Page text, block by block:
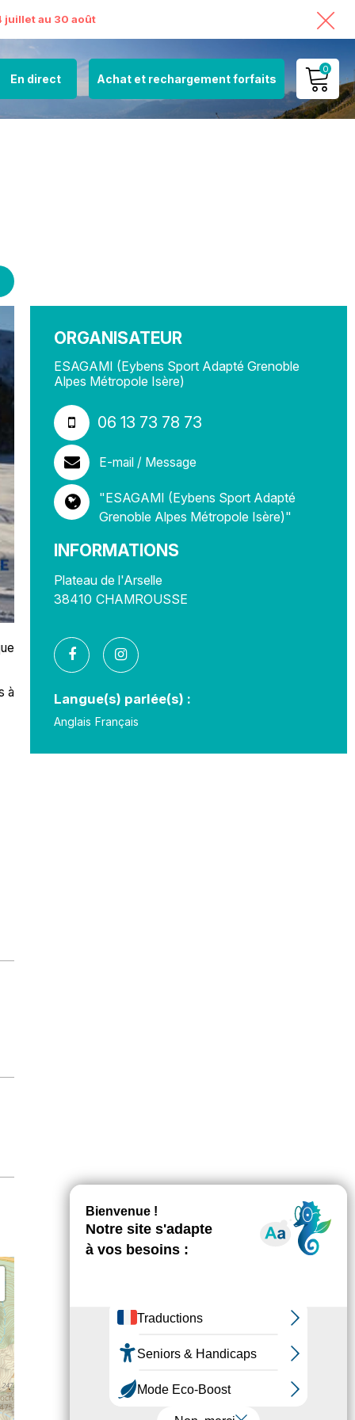
juillet au 30 août
En direct Achat et rechargement forfaits
0
MON COMPTE
ORGANISATEUR
ESAGAMI (Eybens Sport Adapté Grenoble
Alpes Métropole Isère)
06 13 73 78 73
E-mail / Message
"ESAGAMI (Eybens Sport Adapté
Grenoble Alpes Métropole Isère)"
INFORMATIONS
Plateau de l'Arselle
38410 CHAMROUSSE
Langue(s) parlée(s) :
Anglais Français
à